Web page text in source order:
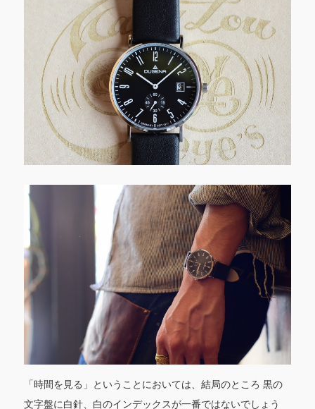
「時間を見る」ということにおいては、結局のところ 黒の
文字盤に白針、白のインデックスが一番ではないでしょう